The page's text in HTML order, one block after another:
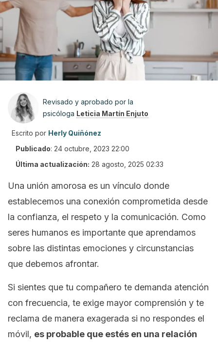
Revisado y aprobado por la
psicóloga Leticia Martín Enjuto
Escrito por Herly Quiñónez
Publicado: 24 octubre, 2023 22:00
Última actualización: 28 agosto, 2025 02:33
Una unión amorosa es un vínculo donde
establecemos una conexión comprometida desde
la confianza, el respeto y la comunicación. Como
seres humanos es importante que aprendamos
sobre las distintas emociones y circunstancias
que debemos afrontar.
Si sientes que tu compañero te demanda atención
con frecuencia, te exige mayor comprensión y te
reclama de manera exagerada si no respondes el
móvil, es probable que estés en una relación